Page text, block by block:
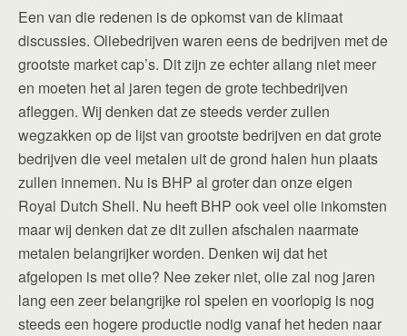
Een van die redenen is de opkomst van de klimaat
discussies. Oliebedrijven waren eens de bedrijven met de
grootste market cap’s. Dit zijn ze echter allang niet meer
en moeten het al jaren tegen de grote techbedrijven
afleggen. Wij denken dat ze steeds verder zullen
wegzakken op de lijst van grootste bedrijven en dat grote
bedrijven die veel metalen uit de grond halen hun plaats
zullen innemen. Nu is BHP al groter dan onze eigen
Royal Dutch Shell. Nu heeft BHP ook veel olie inkomsten
maar wij denken dat ze dit zullen afschalen naarmate
metalen belangrijker worden. Denken wij dat het
afgelopen is met olie? Nee zeker niet, olie zal nog jaren
lang een zeer belangrijke rol spelen en voorlopig is nog
steeds een hogere productie nodig vanaf het heden naar